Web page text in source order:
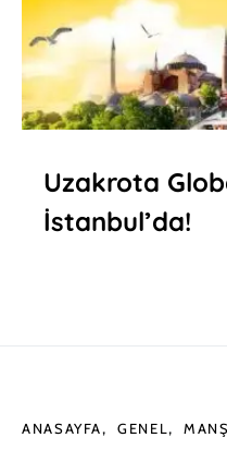
Uzakrota
İstanbul’da!
ANASAYFA GENEL